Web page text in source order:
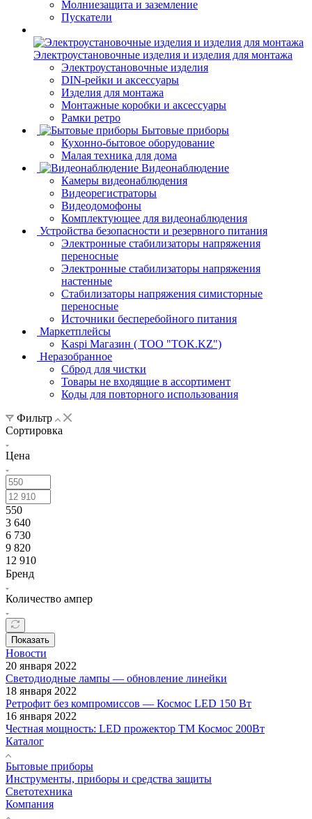
Молниезащита и заземление
Пускатели
Электроустановочные изделия и изделия для монтажа
Электроустановочные изделия
DIN-рейки и аксессуары
Изделия для монтажа
Монтажные коробки и аксессуары
Рамки ретро
Бытовые приборы
Кухонно-бытовое оборудование
Малая техника для дома
Видеонаблюдение
Камеры видеонаблюдения
Видеорегистраторы
Видеодомофоны
Комплектующее для видеонаблюдения
Устройства безопасности и резервного питания
Электронные стабилизаторы напряжения
переносные
Электронные стабилизаторы напряжения
настенные
Стабилизаторы напряжения симисторные
переносные
Источники бесперебойного питания
Маркетплейсы
Kaspi Магазин ( ТОО "TOK.KZ")
Неразобранное
Сброд для чистки
Товары не входящие в ассортимент
Коды для повторного использования
Фильтр
Сортировка
Цена
550
3 640
6 730
9 820
12 910
Бренд
Количество ампер
Показать
Новости
20 января 2022
Светодиодные лампы — обновление линейки
18 января 2022
Ретрофит без компромиссов — Космос LED 150 Вт
16 января 2022
Честная мощность: LED прожектор ТМ Космос 200Вт
Каталог
Бытовые приборы
Инструменты, приборы и средства защиты
Светотехника
Компания